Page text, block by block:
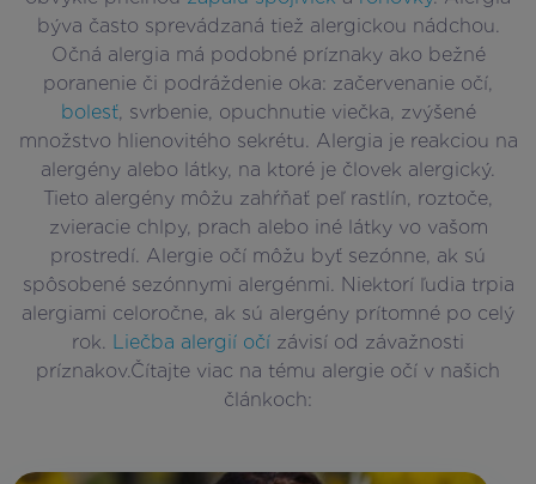
býva často sprevádzaná tiež alergickou nádchou.
Očná alergia má podobné príznaky ako bežné
poranenie či podráždenie oka: začervenanie očí,
bolesť, svrbenie, opuchnutie viečka, zvýšené
množstvo hlienovitého sekrétu. Alergia je reakciou na
alergény alebo látky, na ktoré je človek alergický.
Tieto alergény môžu zahŕňať peľ rastlín, roztoče,
zvieracie chlpy, prach alebo iné látky vo vašom
prostredí. Alergie očí môžu byť sezónne, ak sú
spôsobené sezónnymi alergénmi. Niektorí ľudia trpia
alergiami celoročne, ak sú alergény prítomné po celý
rok. Liečba alergií očí závisí od závažnosti
príznakov.Čítajte viac na tému alergie očí v našich
článkoch: